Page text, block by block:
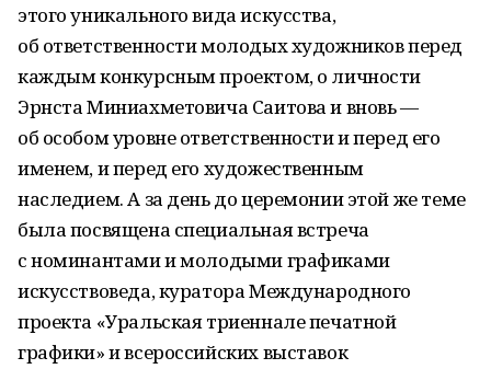
этого уникального вида искусства,
об ответственности молодых художников перед
каждым конкурсным проектом, о личности
Эрнста Миниахметовича Саитова и вновь —
об особом уровне ответственности и перед его
именем, и перед его художественным
наследием. А за день до церемонии этой же теме
была посвящена специальная встреча
с номинантами и молодыми графиками
искусствоведа, куратора Международного
проекта «Уральская триеннале печатной
графики» и всероссийских выставок